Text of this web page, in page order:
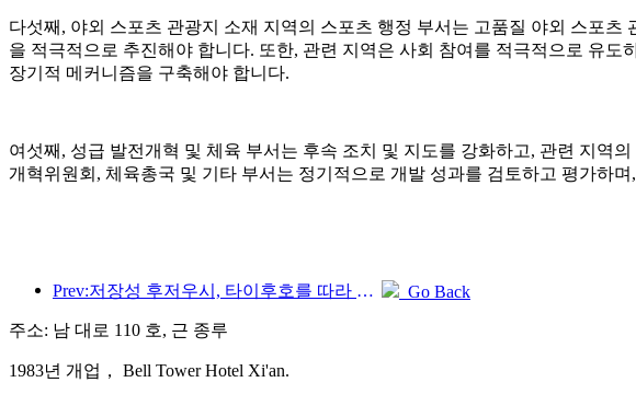
다섯째, 야외 스포츠 관광지 소재 지역의 스포츠 행정 부서는 고품질 야외 스포
을 적극적으로 추진해야 합니다. 또한, 관련 지역은 사회 참여를 적극적으로 유
장기적 메커니즘을 구축해야 합니다.
여섯째, 성급 발전개혁 및 체육 부서는 후속 조치 및 지도를 강화하고, 관련 지역
개혁위원회, 체육총국 및 기타 부서는 정기적으로 개발 성과를 검토하고 평가하
Prev:저장성 후저우시, 타이후호를 따라 있는 고대 마을이 약 10억 위안을 투자해 개조 및 업그레이드를 시작했습니다. Go Back
주소: 남 대로 110 호, 근 종루
1983년 개업， Bell Tower Hotel Xi'an.